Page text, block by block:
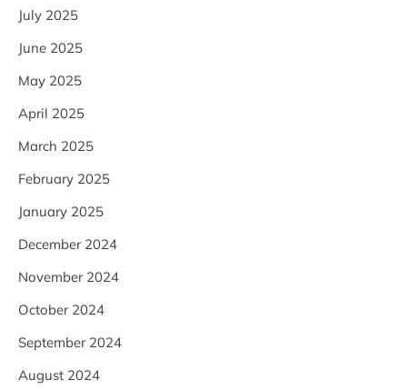
July 2025
June 2025
May 2025
April 2025
March 2025
February 2025
January 2025
December 2024
November 2024
October 2024
September 2024
August 2024